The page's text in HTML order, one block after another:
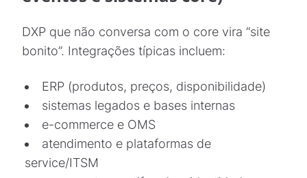
DXP que não conversa com o core vira “site
bonito”. Integrações típicas incluem:
ERP (produtos, preços, disponibilidade)
sistemas legados e bases internas
e-commerce e OMS
atendimento e plataformas de
service/ITSM